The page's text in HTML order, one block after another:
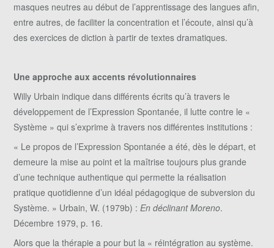
masques neutres au début de l’apprentissage des langues afin,
entre autres, de faciliter la concentration et l’écoute, ainsi qu’à
des exercices de diction à partir de textes dramatiques.
Une approche aux accents révolutionnaires
Willy Urbain indique dans différents écrits qu’à travers le
développement de l’Expression Spontanée, il lutte contre le «
Système » qui s’exprime à travers nos différentes institutions :
« Le propos de l’Expression Spontanée a été, dès le départ, et
demeure la mise au point et la maîtrise toujours plus grande
d’une technique authentique qui permette la réalisation
pratique quotidienne d’un idéal pédagogique de subversion du
Système. » Urbain, W. (1979b) :En déclinant Moreno.
Décembre 1979, p. 16.
Alors que la thérapie a pour but la « réintégration au système.